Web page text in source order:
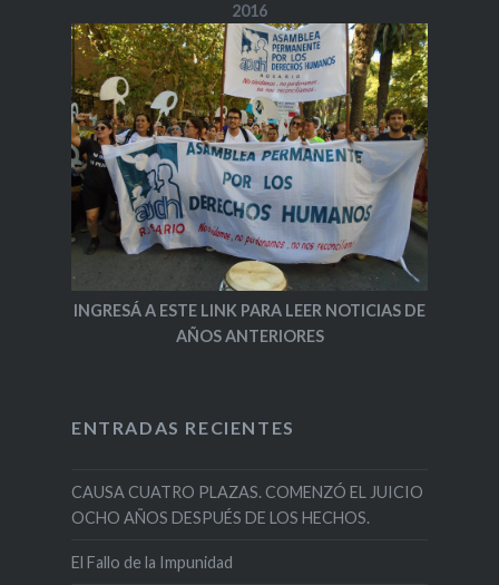
2016
INGRESÁ A ESTE LINK PARA LEER NOTICIAS DE
AÑOS ANTERIORES
ENTRADAS RECIENTES
CAUSA CUATRO PLAZAS. COMENZÓ EL JUICIO
OCHO AÑOS DESPUÉS DE LOS HECHOS.
El Fallo de la Impunidad